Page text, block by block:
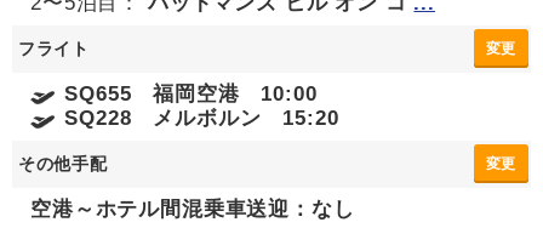
フライト 変更
SQ655 福岡空港 10:00
SQ228 メルボルン 15:20
その他手配 変更
空港～ホテル間混乗車送迎：なし